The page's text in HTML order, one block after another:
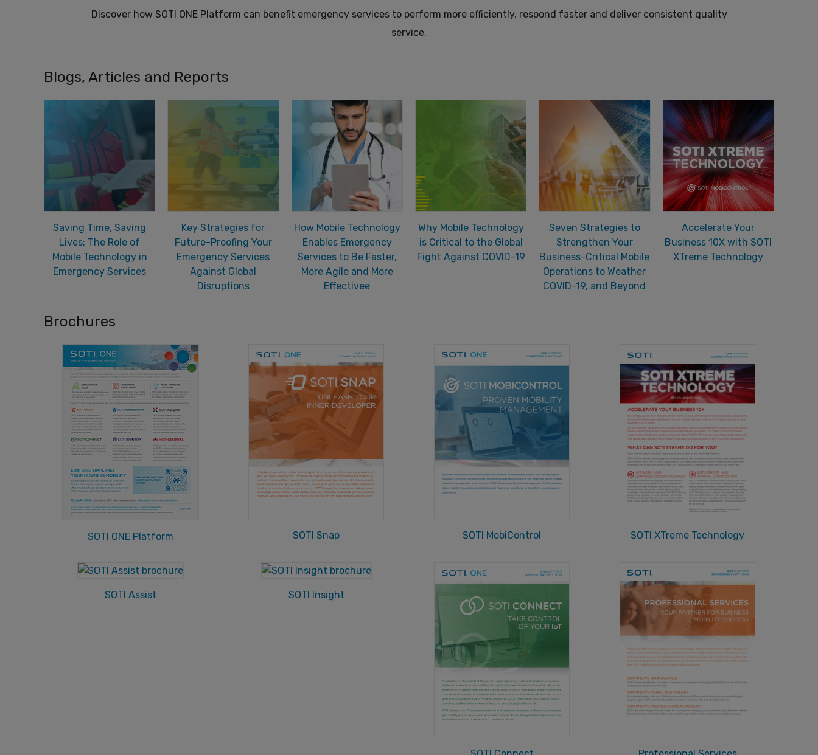
Discover how SOTI ONE Platform can benefit emergency services to perform more efficiently, respond faster and deliver consistent quality
service.
Blogs, Articles and Reports
Saving Time, Saving
Lives: The Role of
Mobile Technology in
Emergency Services
Key Strategies for
Future-Proofing Your
Emergency Services
Against Global
Disruptions
How Mobile Technology
Enables Emergency
Services to Be Faster,
More Agile and More
Effectivee
Why Mobile Technology
is Critical to the Global
Fight Against COVID-19
Seven Strategies to
Strengthen Your
Business-Critical Mobile
Operations to Weather
COVID-19, and Beyond
Accelerate Your
Business 10X with SOTI
XTreme Technology
Brochures
SOTI ONE Platform SOTI Snap SOTI MobiControl SOTI XTreme Technology
SOTI Assist SOTI Insight